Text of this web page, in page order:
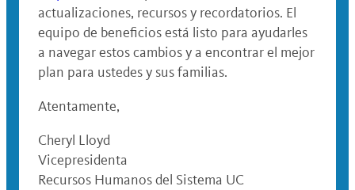
actualizaciones, recursos y recordatorios. El
equipo de beneficios está listo para ayudarles
a navegar estos cambios y a encontrar el mejor
plan para ustedes y sus familias.
Atentamente,
Cheryl Lloyd
Vicepresidenta
Recursos Humanos del Sistema UC